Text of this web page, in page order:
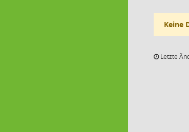
Keine
Letzte